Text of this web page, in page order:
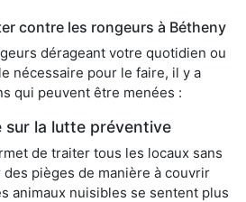
contre les rongeurs à Bétheny
dérageant votre quotidien ou
nécessaire pour le faire, il y a
qui peuvent être menées :
sur la lutte préventive
de traiter tous les locaux sans
pièges de manière à couvrir
animaux nuisibles se sentent plus